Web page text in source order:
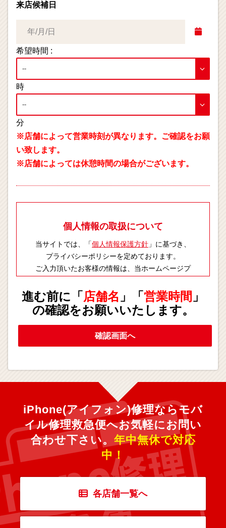
来店候補日
希望時間 :
時
分
※店舗によって営業時刻が異なります。ご確認をお願
い致します。
※店舗によっては休憩時間の場合がございます。
個人情報の取扱について
当サイトでは、「個人情報保護方針 」に基づき、
プライバシーポリシーを定めております。
ご入力頂いたお客様の情報は、当ホームページプ
進む前に「 店舗名 」「 営業時間 」
の確認をお願いいたします。
確認画面へ
iPhone(アイフォン)修理ならモバ
イル修理救急便へお気軽にお問い
合わせ下さい。 年中無休で対応
中！
各店舗一覧へ